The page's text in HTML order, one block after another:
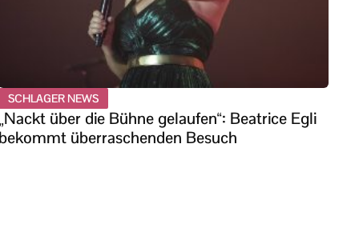
SCHLAGER NEWS
über die Bühne gelaufen“: Beatrice Egli
überraschenden Besuch